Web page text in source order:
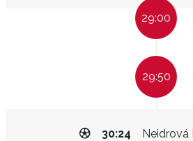
29:00
29:50
Neidrová
30:24